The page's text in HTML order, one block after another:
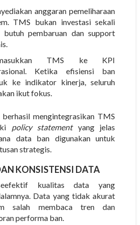
anggaran pemeliharaan
TMS bukan investasi sekali
butuh pembaruan dan support
TMS ke KPI
Ketika efisiensi ban
ke indikator kinerja, seluruh
ikut fokus.
berhasil mengintegrasikan TMS
policy statementyang jelas
data ban digunakan untuk
strategis.
KONSISTENSI DATA
kualitas data yang
Data yang tidak akurat
salah membaca tren dan
performa ban.